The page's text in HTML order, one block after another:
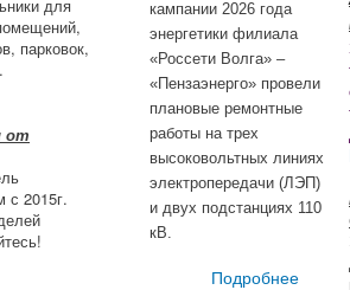
для
парковок,
от
с 2015г.
кампании 2026 года
энергетики филиала
«Россети Волга» –
«Пензаэнерго» провели
плановые ремонтные
работы на трех
высоковольтных линиях
электропередачи (ЛЭП)
и двух подстанциях 110
кВ.
Подробнее о